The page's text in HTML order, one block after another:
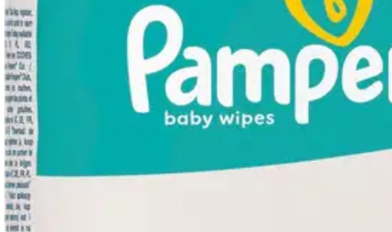
Ilmainen toimitus yli 100 €:n tilauksille Postin
Etu ei koske Suuri‑lisäpalvelulla toimitettavia tuotteita.